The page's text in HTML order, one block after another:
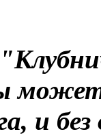
и